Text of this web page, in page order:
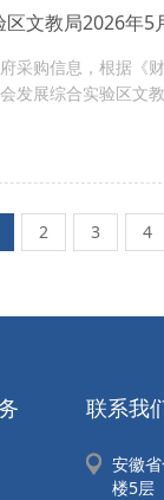
文教局2026年5
采购信息，根据《
发展综合实验区文
2 3 4
联系我
安徽
楼5层